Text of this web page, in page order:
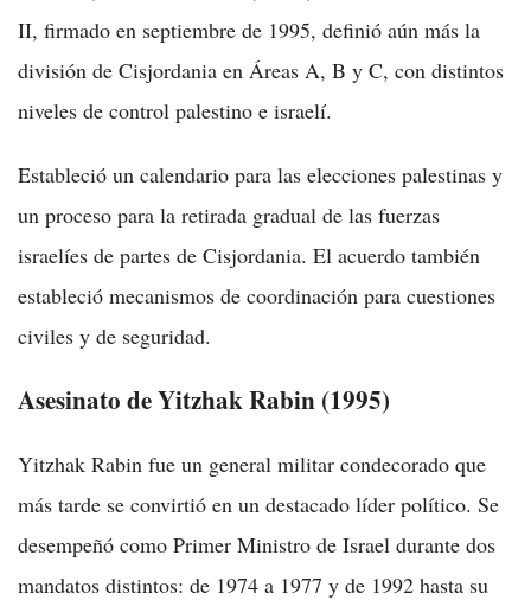
II, firmado en septiembre de 1995, definió aún más la
división de Cisjordania en Áreas A, B y C, con distintos
niveles de control palestino e israelí.
Estableció un calendario para las elecciones palestinas y
un proceso para la retirada gradual de las fuerzas
israelíes de partes de Cisjordania. El acuerdo también
estableció mecanismos de coordinación para cuestiones
civiles y de seguridad.
Asesinato de Yitzhak Rabin (1995)
Yitzhak Rabin fue un general militar condecorado que
más tarde se convirtió en un destacado líder político. Se
desempeñó como Primer Ministro de Israel durante dos
mandatos distintos: de 1974 a 1977 y de 1992 hasta su